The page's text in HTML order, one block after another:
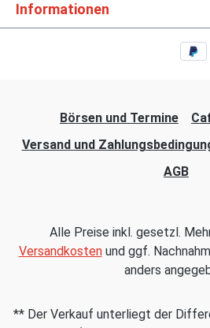
Informationen
Börsen und Termine
Versand und
AGB
Alle Preise inkl. gesetzl.
Versandkostenund ggf.
anders
** Der Verkauf unterliegt der